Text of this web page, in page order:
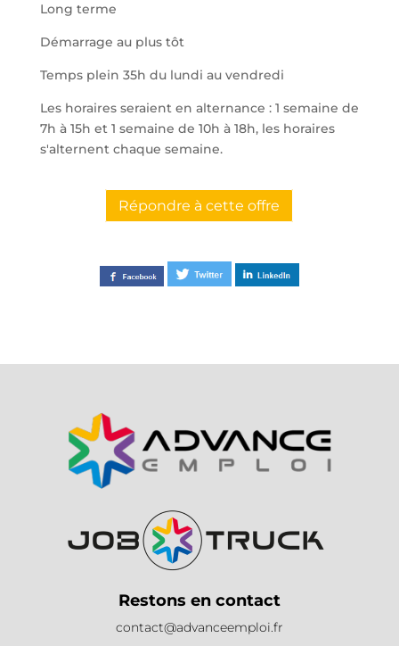
Long terme
Démarrage au plus tôt
Temps plein 35h du lundi au vendredi
Les horaires seraient en alternance : 1 semaine de
7h à 15h et 1 semaine de 10h à 18h, les horaires
s'alternent chaque semaine.
Répondre à cette offre
Restons en contact
contact@advanceemploi.fr